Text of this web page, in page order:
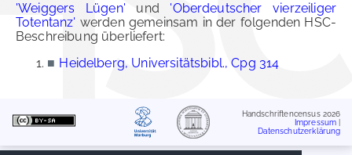
'Weiggers Lügen' und 'Oberdeutscher vierzeiliger
Totentanz' werden gemeinsam in der folgenden HSC-
Beschreibung überliefert:
■ Heidelberg, Universitätsbibl., Cpg 314
Handschriftencensus 2026
Impressum
Datenschutzerklärung